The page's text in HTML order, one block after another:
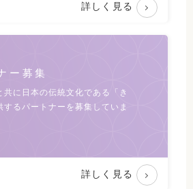
詳しく見る
ー募集
共に日本の伝統文化である
「き
するパートナーを募集していま
詳しく見る